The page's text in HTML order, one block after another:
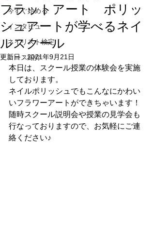
今すぐ始める
インタビュー
ネイリスト検定
コース紹介
フラットアート ポリッ
シュアートが学べるネイ
ルスクール
更新日：2021年9月21日
本日は、スクール授業の体験会を実施
しております。
ネイルポリッシュでもこんなにかわい
いフラワーアートができちゃいます！
随時スクール説明会や授業の見学会も
行なっておりますので、お気軽にご連
絡ください♪